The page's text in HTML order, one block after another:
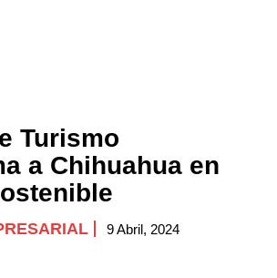
Turismo
a Chihuahua en
9 Abril, 2024